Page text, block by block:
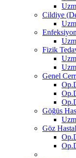
Cildiye
Fizik
Genel
Göğüs
Göz